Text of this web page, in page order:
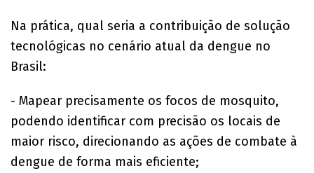
Na prática, qual seria a contribuição de solução
tecnológicas no cenário atual da dengue no
Brasil:
- Mapear precisamente os focos de mosquito,
podendo identificar com precisão os locais de
maior risco, direcionando as ações de combate à
dengue de forma mais eficiente;